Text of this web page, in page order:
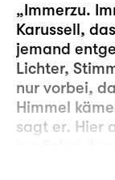
„Immerzu.
Karussell,
jemand
Lichter,
nur vorbei,
Himmel
sagt er. Hier
zunächst